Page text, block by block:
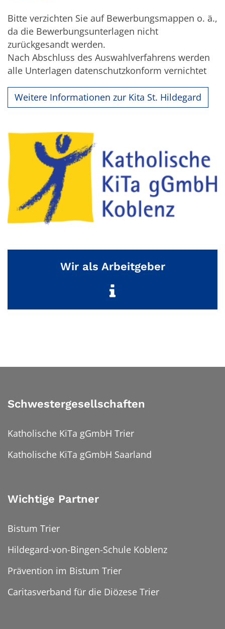
Bitte verzichten Sie auf Bewerbungsmappen o. ä.,
da die Bewerbungsunterlagen nicht
zurückgesandt werden.
Nach Abschluss des Auswahlverfahrens werden
alle Unterlagen datenschutzkonform vernichtet
Weitere Informationen zur Kita St. Hildegard
Wir als Arbeitgeber
Schwestergesellschaften
Katholische KiTa gGmbH Trier
Katholische KiTa gGmbH Saarland
Wichtige Partner
Bistum Trier
Hildegard-von-Bingen-Schule Koblenz
Prävention im Bistum Trier
Caritasverband für die Diözese Trier